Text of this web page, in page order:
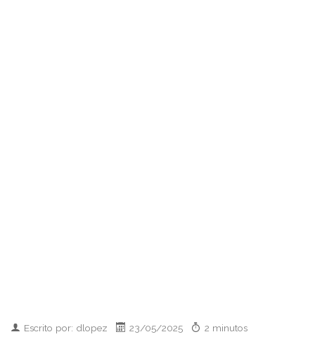
Escrito por: dlopez 23/05/2025 2 minutos